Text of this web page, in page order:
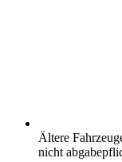
Ältere
nicht